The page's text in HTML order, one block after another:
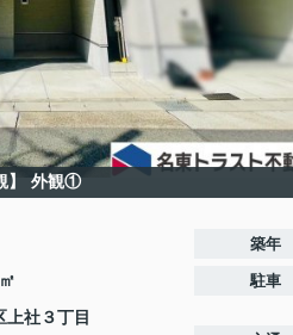
】 外観①
上社 ３丁目
築年
駐車